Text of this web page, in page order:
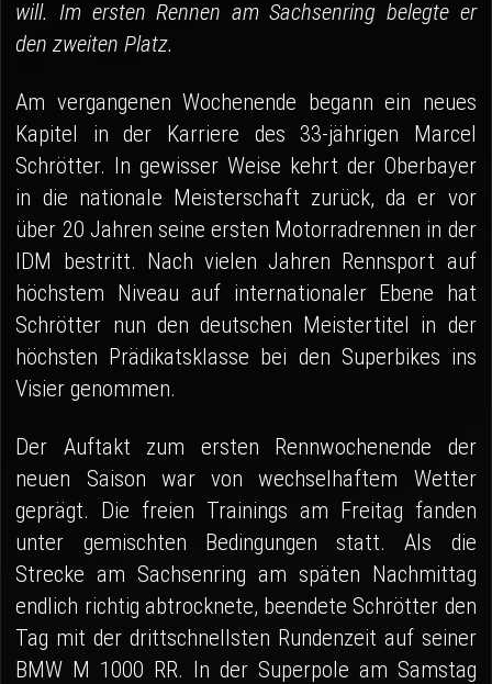
will. Im ersten Rennen am Sachsenring belegte er
den zweiten Platz.
Am vergangenen Wochenende begann ein neues
Kapitel in der Karriere des 33-jährigen Marcel
Schrötter. In gewisser Weise kehrt der Oberbayer
in die nationale Meisterschaft zurück, da er vor
über 20 Jahren seine ersten Motorradrennen in der
IDM bestritt. Nach vielen Jahren Rennsport auf
höchstem Niveau auf internationaler Ebene hat
Schrötter nun den deutschen Meistertitel in der
höchsten Prädikatsklasse bei den Superbikes ins
Visier genommen.
Der Auftakt zum ersten Rennwochenende der
neuen Saison war von wechselhaftem Wetter
geprägt. Die freien Trainings am Freitag fanden
unter gemischten Bedingungen statt. Als die
Strecke am Sachsenring am späten Nachmittag
endlich richtig abtrocknete, beendete Schrötter den
Tag mit der drittschnellsten Rundenzeit auf seiner
BMW M 1000 RR. In der Superpole am Samstag